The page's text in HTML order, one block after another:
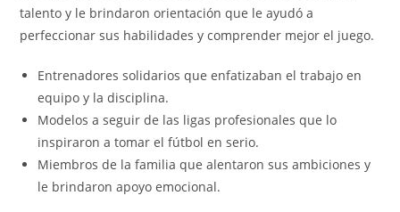
talento y le brindaron orientación que le ayudó a
perfeccionar sus habilidades y comprender mejor el juego.
Entrenadores solidarios que enfatizaban el trabajo en
equipo y la disciplina.
Modelos a seguir de las ligas profesionales que lo
inspiraron a tomar el fútbol en serio.
Miembros de la familia que alentaron sus ambiciones y
le brindaron apoyo emocional.